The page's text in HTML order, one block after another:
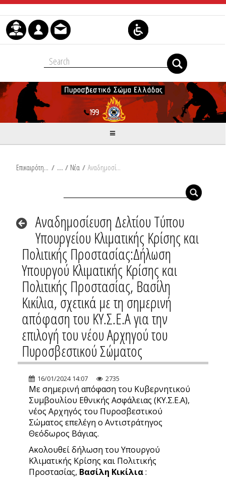
Skip to Content
Επικαιρότητα / Νέα / Αναδημοσίευση Δελτίου Τύπου Υπουργείου Κλιματικής Κρίσης και Πολιτικής Προστασίας:Δήλωση Υπουργού Κλιματικής Κρίσης και Πολιτικής Προστασίας, Βασίλη Κικίλια, σχετικά με τη σημερινή απόφαση του ΚΥ.Σ.Ε.Α για την επιλογή του νέου Αρχηγού του Πυροσβεστικού Σώματος
Αναδημοσίευση Δελτίου Τύπου
Υπουργείου Κλιματικής Κρίσης και
Πολιτικής Προστασίας:Δήλωση
Υπουργού Κλιματικής Κρίσης και
Πολιτικής Προστασίας, Βασίλη
Κικίλια, σχετικά με τη σημερινή
απόφαση του ΚΥ.Σ.Ε.Α για την
επιλογή του νέου Αρχηγού του
Πυροσβεστικού Σώματος
16/01/2024 14:07 2735
Με σημερινή απόφαση του Κυβερνητικού
Συμβουλίου Εθνικής Ασφάλειας (ΚΥ.Σ.Ε.Α),
νέος Αρχηγός του Πυροσβεστικού
Σώματος επελέγη ο Αντιστράτηγος
Θεόδωρος Βάγιας.
Ακολουθεί δήλωση του Υπουργού
Κλιματικής Κρίσης και Πολιτικής
Προστασίας, Βασίλη Κικίλια: